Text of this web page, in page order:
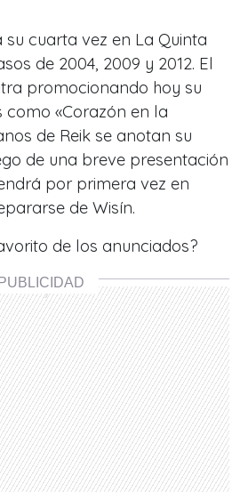
su cuarta vez en La Quinta
de 2004, 2009 y 2012. El
promocionando hoy su
como «Corazón en la
de Reik se anotan su
de una breve presentación
por primera vez en
de Wisín.
de los anunciados?